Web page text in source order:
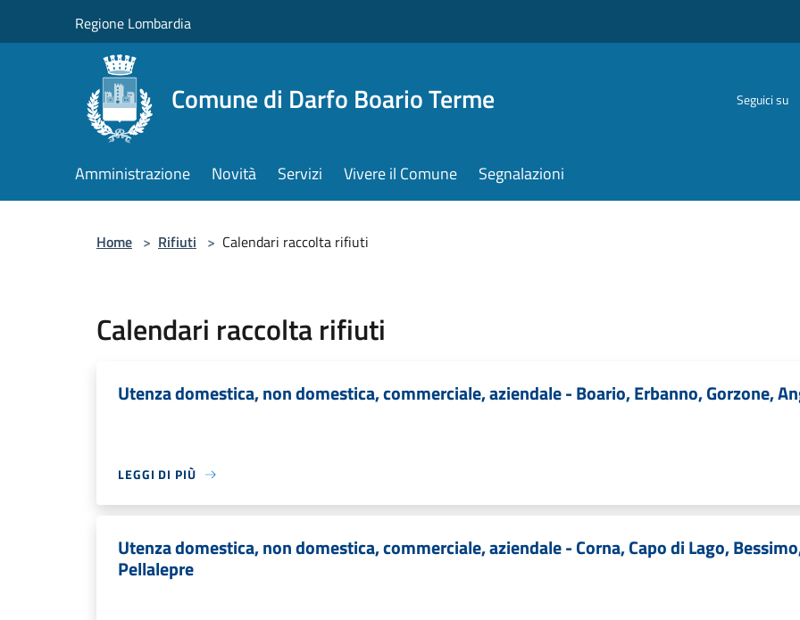
Regione Lombardia
Comune di Darfo Boario Terme Seguici su
Amministrazione Novità Servizi Vivere il Comune Segnalazioni
Home > Rifiuti > Calendari raccolta rifiuti
Calendari raccolta rifiuti
Utenza domestica, non domestica, commerciale, aziendale - Boario, Erbanno, Gorzone,
LEGGI DI PIÙ
Utenza domestica, non domestica, commerciale, aziendale - Corna, Capo di Lago,
Pellalepre